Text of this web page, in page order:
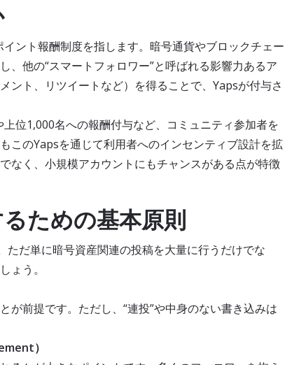
ント報酬制度を指します。暗号通貨やブロックチェー
、他の“スマートフォロワー”と呼ばれる影響力あるア
ント、リツイートなど）を得ることで、Yapsが付与さ
位1,000名への報酬付与など、コミュニティ参加者を
このYapsを通じて利用者へのインセンティブ設計を拡
なく、小規模アカウントにもチャンスがある点が特徴
ための基本原則
ただ単に暗号資産関連の投稿を大量に行うだけでな
ょう。
前提です。ただし、“連投”や中身のない書き込みは
）